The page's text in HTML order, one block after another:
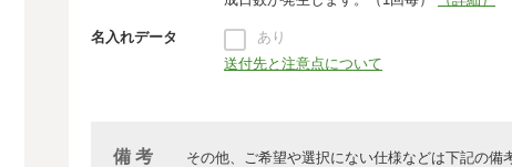
名入れデータ
あり
送付先と注意点について
備 考 その他、ご希望や選択にない仕様などは下記の備